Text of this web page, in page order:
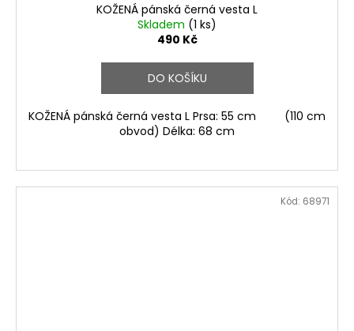
KOŽENÁ pánská černá vesta L
Skladem (1 ks)
490 Kč
DO KOŠÍKU
KOŽENÁ pánská černá vesta L Prsa: 55 cm (110 cm
obvod) Délka: 68 cm
Kód: 68971